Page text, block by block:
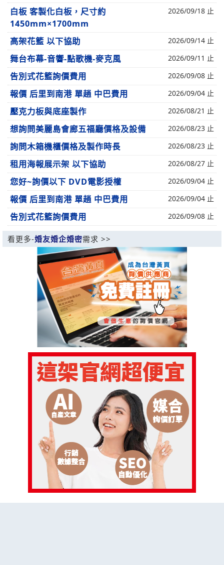
白板 客製化白板，尺寸約
1450mm×1700mm
2026/09/18 止
高架花籃 以下協助 2026/09/14 止
舞台布幕-音響-點歌機-麥克風 2026/09/11 止
告別式花籃詢價費用 2026/09/08 止
報價 后里到南港 單趟 中巴費用 2026/09/04 止
壓克力板與底座製作 2026/08/21 止
想詢問美麗島會廊五福廳價格及設備 2026/08/23 止
詢問木箱機櫃價格及製作時長 2026/08/23 止
租用海報展示架 以下協助 2026/08/27 止
您好~詢價以下 DVD電影授權 2026/09/04 止
報價 后里到南港 單趟 中巴費用 2026/09/04 止
告別式花籃詢價費用 2026/09/08 止
看更多-婚友婚企婚密需求 >>